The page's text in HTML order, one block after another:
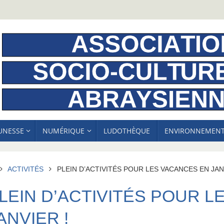
NUMÉRIQUE LUDOTHÈQUE
ACCUEIL
ACTIVITÉS PLEIN D’ACTIVITÉS POUR LES VACANCES EN
D’ACTIVITÉS POUR
!